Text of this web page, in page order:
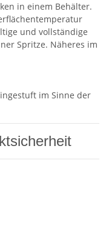
in einem Behälter.
und vollständige
Spritze. Näheres im
im Sinne der